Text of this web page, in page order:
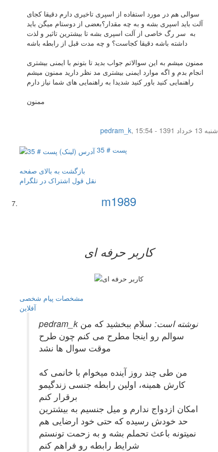
سوالی هم در مورد استفاده از اسپری تاخیری دارم دقیقا کجای
آلت باید اسپری بشه و به چه مقدار؟بعضی از دوستام میگن باید
به سر رگ خاصی از آلت اسپری بشه تا بیشترین تاثیر و لذت
داشته باشه دقیقا کجاست؟ و چه مدت قبل از رابطه باشه
ممنون میشم به این سوالاتم جواب بدید تا بتونم با ایمنی بیشتری
انجام بدم و اگه موارد ایمنی بیشتری مد نظر دارید ممنون میشم
راهنمایی کنید باور کنید شدیدا به راهنمایی های شما نیاز دارم
ممنون
pedram_k,
شنبه 13 خرداد 1391 - 15:54
پست # 35
بازگشت به بالای صفحه
نقل قول اشتراک در تلگرام
m1989
کاربر حرفه ای
مشخصات پیام شخصی
آفلاين
pedram_k نوشته است: سلام ببخشید که من
سوالم رو اینجا مطرح می کنم چون طرح
موقت سوال ها نشد
من طی چند روز آینده میخوام با خانمی که
کارش همینه، اولین رابطه جنسی زندگیمو
برقرار کنم
امکان ازدواج ندارم و میل جنسیم به بیشترین
حد خودش رسیده که حتی خود ارضایی هم
نمیتونه باعث تحملم بشه و به زحمت تونستم
شرایط رابطه رو فراهم کنم